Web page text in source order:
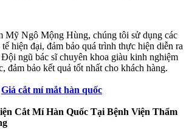
Mỹ Ngô Mộng Hùng, chúng tôi sử dụng các
hiện đại, đảm bảo quá trình thực hiện diễn ra
ngũ bác sĩ chuyên khoa giàu kinh nghiệm
đảm bảo kết quả tốt nhất cho khách hàng.
Giá cắt mí mắt hàn quốc
Cắt Mí Hàn Quốc Tại Bệnh Viện Thẩm